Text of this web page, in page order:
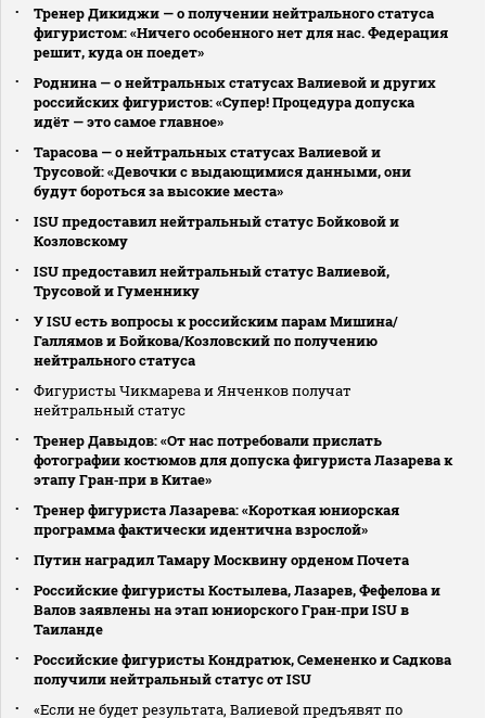
Тренер Дикиджи — о получении нейтрального статуса
фигуристом: «Ничего особенного нет для нас. Федерация
решит, куда он поедет»
Роднина — о нейтральных статусах Валиевой и других
российских фигуристов: «Супер! Процедура допуска
идёт — это самое главное»
Тарасова — о нейтральных статусах Валиевой и
Трусовой: «Девочки с выдающимися данными, они
будут бороться за высокие места»
ISU предоставил нейтральный статус Бойковой и
Козловскому
ISU предоставил нейтральный статус Валиевой,
Трусовой и Гуменнику
У ISU есть вопросы к российским парам Мишина/
Галлямов и Бойкова/Козловский по получению
нейтрального статуса
Фигуристы Чикмарева и Янченков получат
нейтральный статус
Тренер Давыдов: «От нас потребовали прислать
фотографии костюмов для допуска фигуриста Лазарева к
этапу Гран‑при в Китае»
Тренер фигуриста Лазарева: «Короткая юниорская
программа фактически идентична взрослой»
Путин наградил Тамару Москвину орденом Почета
Российские фигуристы Костылева, Лазарев, Фефелова и
Валов заявлены на этап юниорского Гран‑при ISU в
Таиланде
Российские фигуристы Кондратюк, Семененко и Садкова
получили нейтральный статус от ISU
«Если не будет результата, Валиевой предъявят по